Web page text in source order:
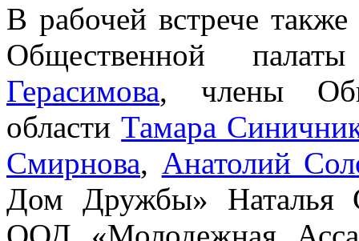
В рабочей встрече
Общественной
Герасимова, члены
областиТамара
Смирнова, Анатолий
Дом Дружбы» Наталья